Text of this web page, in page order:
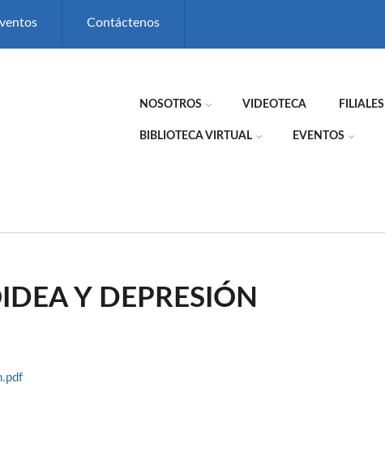
Contáctenos
NOSOTROS VIDEOTECA FILIALES
BIBLIOTECA VIRTUAL EVENTOS
Y DEPRESIÓN